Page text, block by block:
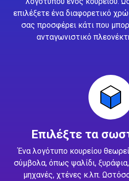
επιλέξετε ένα διαφορετικό
σας προσφέρει κάτι που
ανταγωνιστικό
Επιλέξτε τα
Ένα λογότυπο κουρείου
σύμβολα, όπως ψαλίδι,
μηχανές, χτένες κ.λπ.